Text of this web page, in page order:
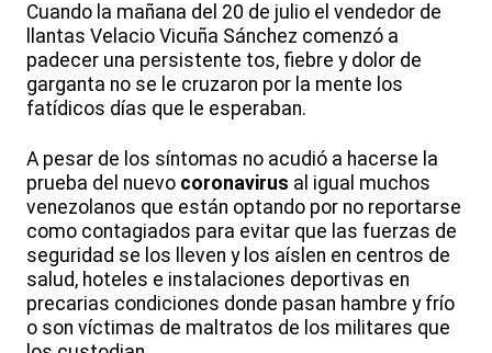
Cuando la mañana del 20 de julio el vendedor de
llantas Velacio Vicuña Sánchez comenzó a
padecer una persistente tos, fiebre y dolor de
garganta no se le cruzaron por la mente los
fatídicos días que le esperaban.
A pesar de los síntomas no acudió a hacerse la
prueba del nuevo coronavirus al igual muchos
venezolanos que están optando por no reportarse
como contagiados para evitar que las fuerzas de
seguridad se los lleven y los aíslen en centros de
salud, hoteles e instalaciones deportivas en
precarias condiciones donde pasan hambre y frío
o son víctimas de maltratos de los militares que